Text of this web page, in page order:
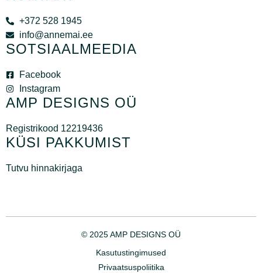
+372 528 1945
info@annemai.ee
SOTSIAALMEEDIA
Facebook
Instagram
AMP DESIGNS OÜ
Registrikood 12219436
KÜSI PAKKUMIST
Tutvu hinnakirjaga
© 2025 AMP DESIGNS OÜ
Kasutustingimused
Privaatsuspoliitika